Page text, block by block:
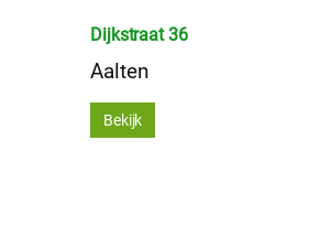
Dijkstraat 36
Aalten
Bekijk